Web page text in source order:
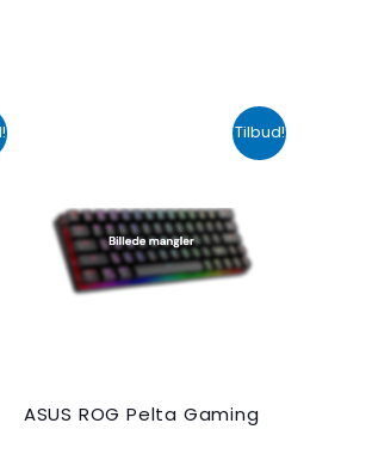
Tilbud!
ASUS ROG Pelta Gaming
oprindelige
var:
kr. 1.090,00.
Den
aktuelle